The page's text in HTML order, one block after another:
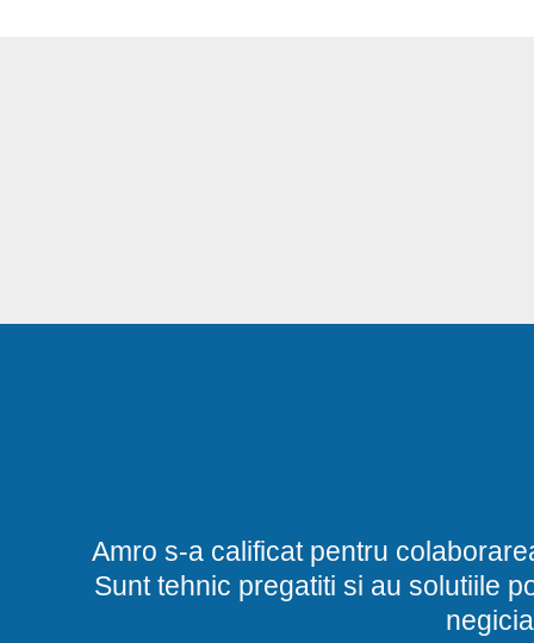
Amro s-a calificat pentru
Sunt tehnic pregatiti si au solutiile